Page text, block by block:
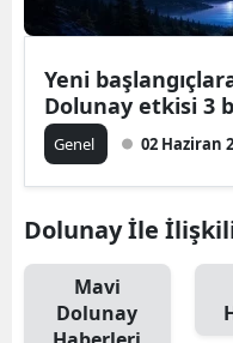
Yeni
Dolunay etkisi 3
Genel 02 Haziran
Dolunay İle
Mavi
Dolunay